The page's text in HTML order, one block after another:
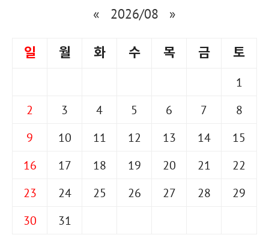
« 2026/08 »
일 월 화 수 목 금 토
1
2
3 4 5 6 7
8
9
10 11 12 13 14
15
16
17 18 19 20 21
22
23
24 25 26 27 28
29
30
31